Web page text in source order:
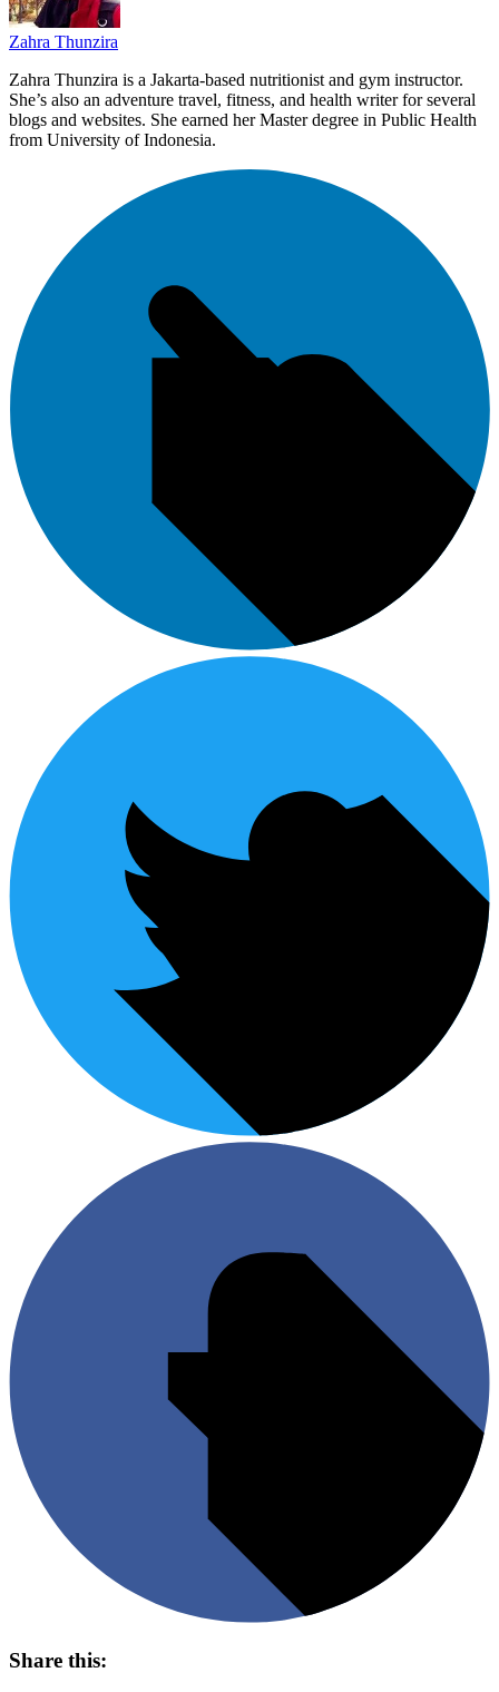
Zahra Thunzira
Zahra Thunzira is a Jakarta-based nutritionist and gym instructor.
She’s also an adventure travel, fitness, and health writer for several
blogs and websites. She earned her Master degree in Public Health
from University of Indonesia.
Share this: